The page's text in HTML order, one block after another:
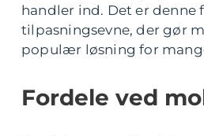
handler ind. Det er denne
tilpasningsevne, der gør
populær løsning for
Fordele ved